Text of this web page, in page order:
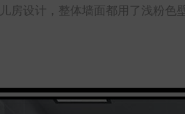
房设计，整体墙面都用了浅粉